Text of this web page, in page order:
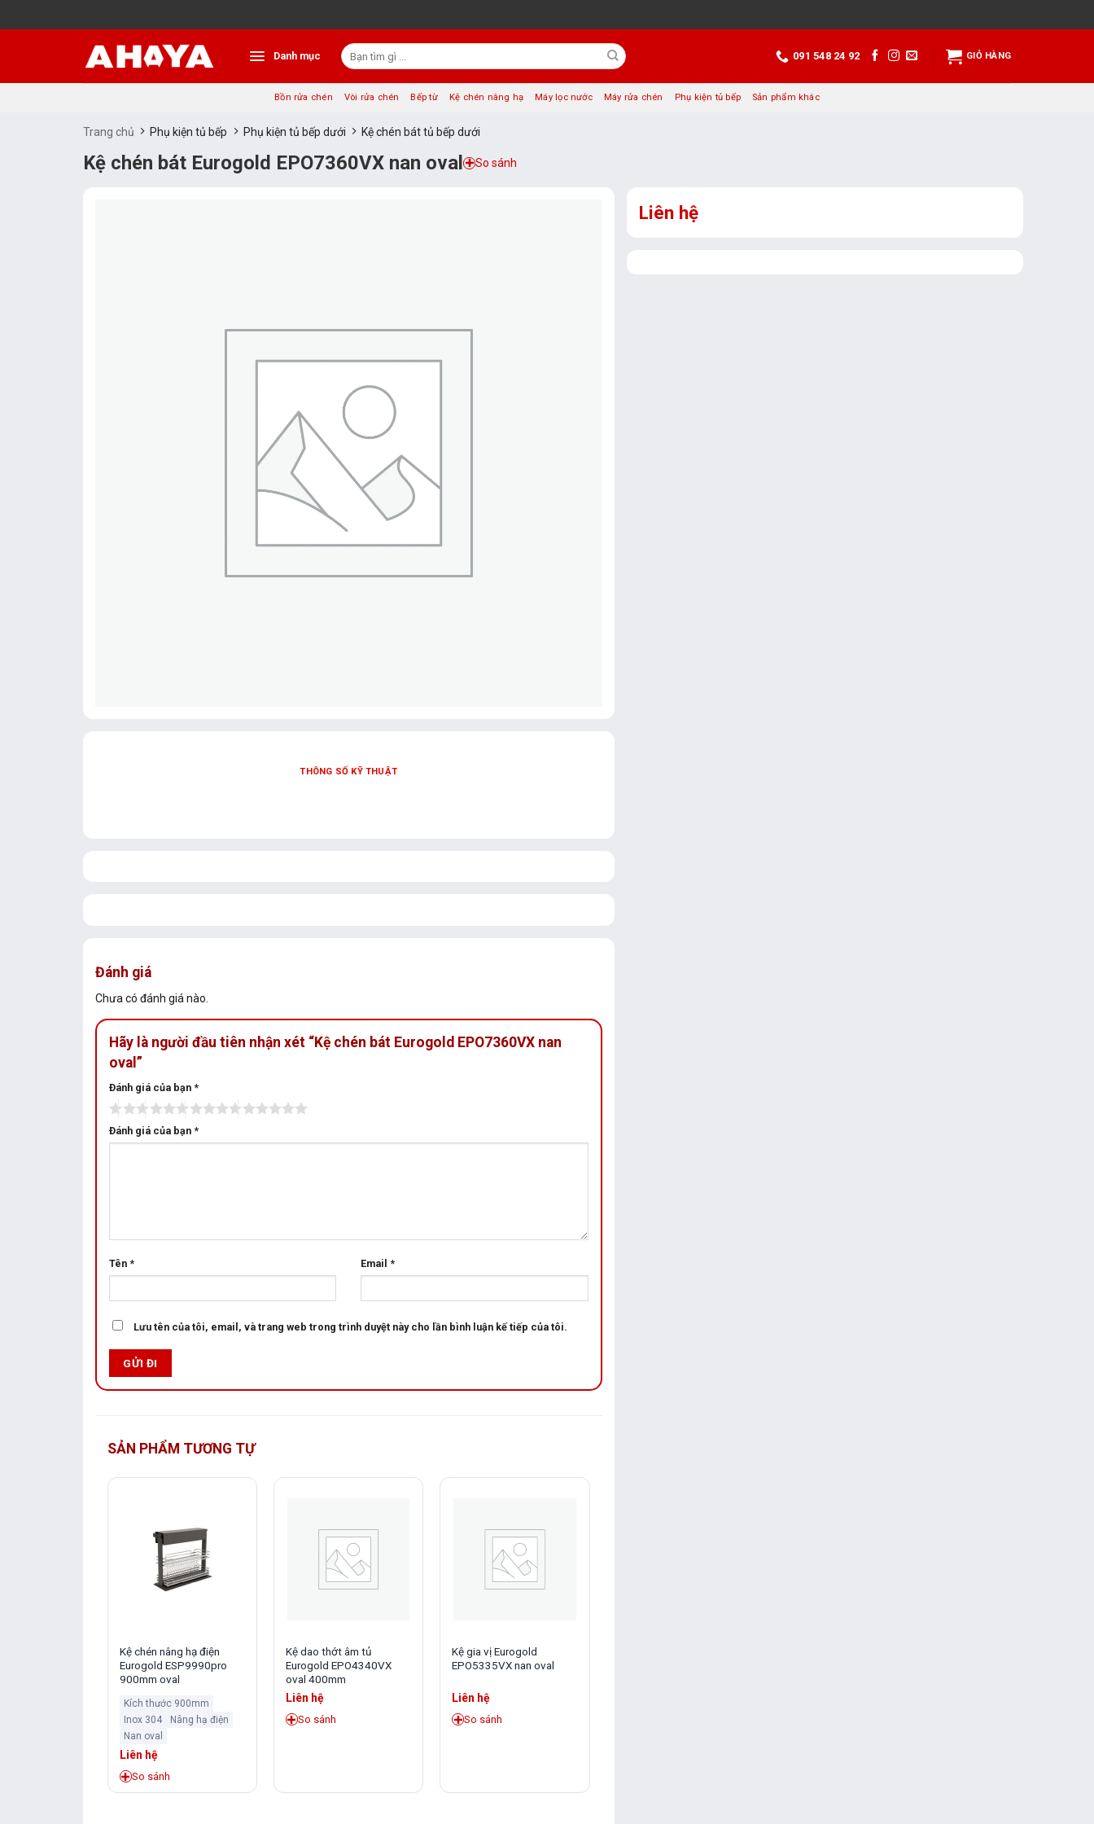
Danh mục
Tìm
kiếm:
091 548 24 92 GIỎ HÀNG
Bồn rửa chén Vòi rửa chén Bếp từ Kệ chén nâng hạ Máy lọc nước Máy rửa chén Phụ kiện tủ bếp Sản phẩm khác
Trang chủ Phụ kiện tủ bếp Phụ kiện tủ bếp dưới Kệ chén bát tủ bếp dưới
Kệ chén bát Eurogold EPO7360VX nan oval So sánh
THÔNG SỐ KỸ THUẬT
Đánh giá
Chưa có đánh giá nào.
Hãy là người đầu tiên nhận xét “Kệ chén bát Eurogold EPO7360VX nan
oval”
Đánh giá của bạn *
Đánh giá của bạn *
Tên * Email*
Lưu tên của tôi, email, và trang web trong trình duyệt này cho lần bình luận kế tiếp của tôi.
SẢN PHẨM TƯƠNG TỰ
Kệ chén nâng hạ điện
Eurogold ESP9990pro
900mm oval
Kích thước 900mm
Inox 304
Nâng hạ điện
Nan oval
Liên hệ
So sánh
Kệ dao thớt âm tủ
Eurogold EPO4340VX
oval 400mm
Liên hệ
So sánh
Kệ gia vị Eurogold
EPO5335VX nan oval
Liên hệ
So sánh
Liên hệ